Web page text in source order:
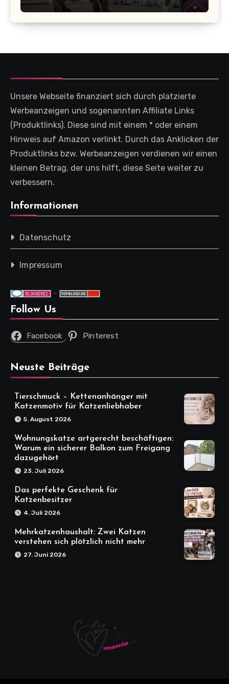
Unsere Webseite finanziert sich durch platzierte
Werbeanzeigen und sogenannten Affiliate Links
(Produktlinks). Diese sind mit einem * oder einem
Hinweis auf Amazon verlinkt. Durch das Anklicken der
Produktlinks bzw. Werbeanzeigen verdienen wir einen
kleinen Betrag, der uns hilft, diese Seite weiter zu
verbessern.
Informationen
Datenschutz
Impressum
-
Follow Us
Facebook Pinterest
Neuste Beiträge
Tierschmuck – Kettenanhänger mit
Katzenmotiv für Katzenliebhaber
5. August 2026
Wohnungskatze artgerecht beschäftigen:
Warum ein sicherer Balkon zum Freigang
dazugehört
23. Juli 2026
Das perfekte Geschenk für
Katzenbesitzer
4. Juli 2026
Mehrkatzenhaushalt: Zwei Katzen
verstehen sich plötzlich nicht mehr
27. Juni 2026